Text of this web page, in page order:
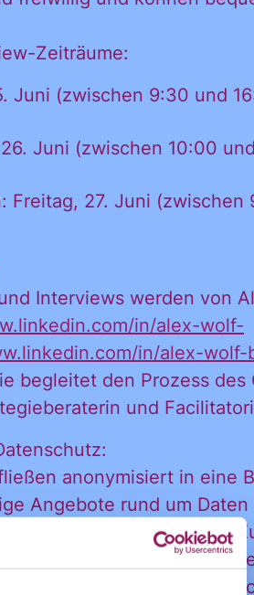
Zeiträume:
Juni (zwischen 9:30 und
Juni (zwischen 10:00
Freitag, 27. Juni (zwischen
Interviews werden von
in/alex-wolf-
in/alex-wolf-
begleitet den Prozess des
und
anonymisiert in eine
Angebote rund um Daten
weiterzuentwickeln.
wir selbstverständlich
oder Dich für einen Termin
alle